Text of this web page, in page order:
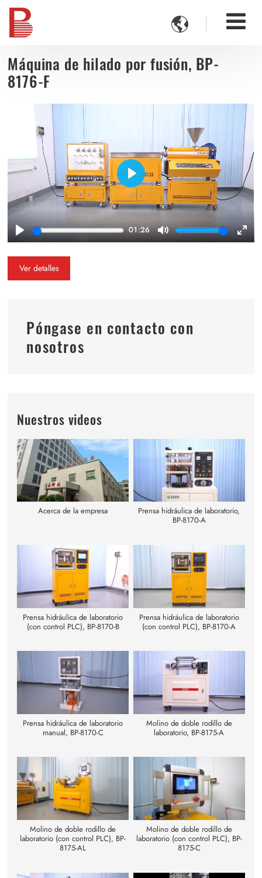

Máquina de hilado por fusión, BP-
8176-F
Play
01:26
Mute
Play
Ver detalles
Póngase en contacto con
nosotros
Nuestros videos
Acerca de la empresa
Prensa hidráulica de laboratorio,
BP-8170-A
Prensa hidráulica de laboratorio
(con control PLC), BP-8170-B
Prensa hidráulica de laboratorio
(con control PLC), BP-8170-A
Prensa hidráulica de laboratorio
manual, BP-8170-C
Molino de doble rodillo de
laboratorio, BP-8175-A
Molino de doble rodillo de
laboratorio (con control PLC), BP-
8175-AL
Molino de doble rodillo de
laboratorio (con control PLC), BP-
8175-C